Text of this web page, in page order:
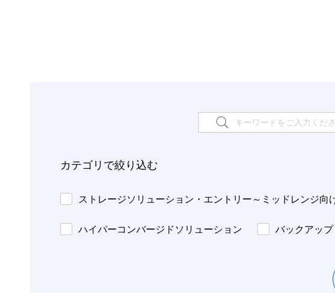
カテゴリで絞り込む
ストレージソリューション・エントリー～ミッドレンジ向
ハイパーコンバージドソリューション バックアッ